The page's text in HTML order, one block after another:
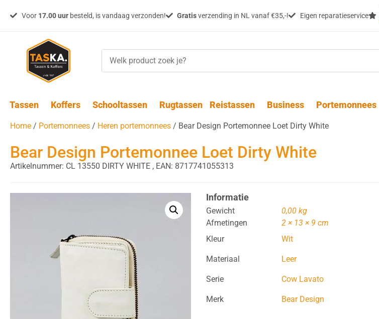
Voor 17.00 uurbesteld, is vandaag verzonden! Gratisverzending in NL vanaf €35,-! Eigen reparatieservice
Tassen Koffers Schooltassen Rugtassen Reistassen Business Portemonnees
Home / Portemonnees / Heren portemonnees / Bear Design Portemonnee Loet Dirty White
Bear Design Portemonnee Loet Dirty White
Artikelnummer: CL 13550 DIRTY WHITE , EAN: 8717741055313
Informatie
Gewicht
0,00 kg
Afmetingen
2 × 13 × 9 cm
Kleur
Wit
Materiaal Leer
Serie Cow Lavato
Merk Bear Design